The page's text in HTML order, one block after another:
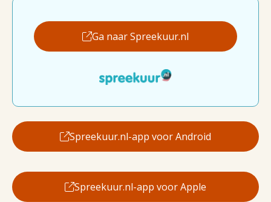
Ga naar Spreekuur.nl
Spreekuur.nl-app voor Android
Spreekuur.nl-app voor Apple